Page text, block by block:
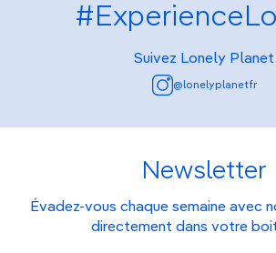
Suivez Lonely Planet
@lonelyplanetfr
Newsletter
Évadez-vous chaque semaine avec
directement dans votre